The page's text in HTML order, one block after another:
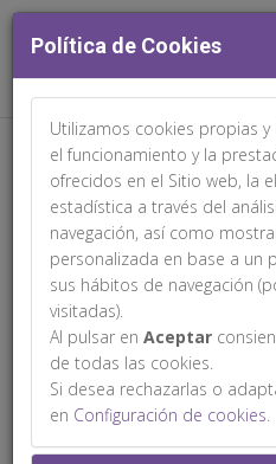
Política de Cookies
Utilizamos cookies propias
el funcionamiento y la
ofrecidos en el Sitio web, la
estadística a través del
navegación, así como
personalizada en base a un
sus hábitos de navegación
visitadas).
Al pulsar en Aceptar
de todas las cookies.
Si desea rechazarlas o
en Configuración de cookies.
Web
Aula Virtual de e-
ATENCIÓN:Se informa a los
para poder subir su póster al
de 2026 a las 13.00h. Una vez
subida de los mismos se cerrará.